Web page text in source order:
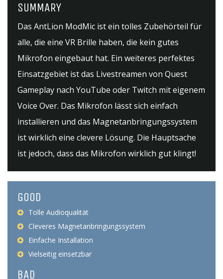
SUMMARY
Das AntLion ModMic ist ein tolles Zubehörteil für
alle, die eine VR Brille haben, die kein gutes
Mikrofon eingebaut hat. Ein weiteres perfektes
Einsatzgebiet ist das Livestreamen von Quest
Gameplay nach YouTube oder Twitch mit eigenem
Voice Over. Das Mikrofon lässt sich einfach
installieren und das Magnetanbringungssystem
ist wirklich eine clevere Lösung. Die Hauptsache
ist jedoch, dass das Mikrofon wirklich gut klingt!
GOOD
Tolle Audioqualität
Cleveres Magnetanbringungssystem
Einfache Installation
Vielseitig einsetzbar
BAD